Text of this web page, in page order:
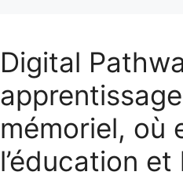
Digital
mémoriel, où
l’éducation